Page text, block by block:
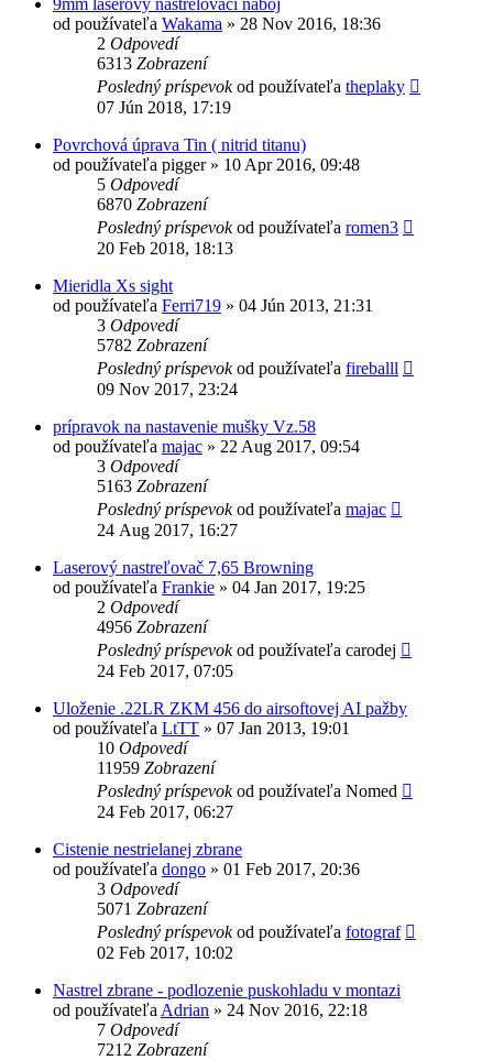
od používateľa Wakama » 28 Nov 2016, 18:36
2 Odpovedí
6313 Zobrazení
Posledný príspevokod používateľa theplaky
07 Jún 2018, 17:19
Povrchová úprava Tin ( nitrid titanu)
od používateľa pigger» 10 Apr 2016, 09:48
5 Odpovedí
6870 Zobrazení
Posledný príspevokod používateľa romen3
20 Feb 2018, 18:13
Mieridla Xs sight
od používateľa Ferri719 » 04 Jún 2013, 21:31
3 Odpovedí
5782 Zobrazení
Posledný príspevokod používateľa fireballl
09 Nov 2017, 23:24
prípravok na nastavenie mušky Vz.58
od používateľa majac » 22 Aug 2017, 09:54
3 Odpovedí
5163 Zobrazení
Posledný príspevokod používateľa majac
24 Aug 2017, 16:27
Laserový nastreľovač 7,65 Browning
od používateľa Frankie » 04 Jan 2017, 19:25
2 Odpovedí
4956 Zobrazení
Posledný príspevokod používateľa carodej
24 Feb 2017, 07:05
Uloženie .22LR ZKM 456 do airsoftovej AI pažby
od používateľa LtTT » 07 Jan 2013, 19:01
10 Odpovedí
11959 Zobrazení
Posledný príspevokod používateľa Nomed
24 Feb 2017, 06:27
Cistenie nestrielanej zbrane
od používateľa dongo » 01 Feb 2017, 20:36
3 Odpovedí
5071 Zobrazení
Posledný príspevokod používateľa fotograf
02 Feb 2017, 10:02
Nastrel zbrane - podlozenie puskohladu v montazi
od používateľa Adrian » 24 Nov 2016, 22:18
7 Odpovedí
7212 Zobrazení